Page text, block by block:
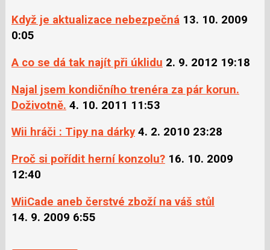
Když je aktualizace nebezpečná 13. 10. 2009
0:05
A co se dá tak najít při úklidu 2. 9. 2012 19:18
Najal jsem kondičního trenéra za pár korun.
Doživotně. 4. 10. 2011 11:53
Wii hráči : Tipy na dárky 4. 2. 2010 23:28
Proč si pořídit herní konzolu? 16. 10. 2009
12:40
WiiCade aneb čerstvé zboží na váš stůl
14. 9. 2009 6:55